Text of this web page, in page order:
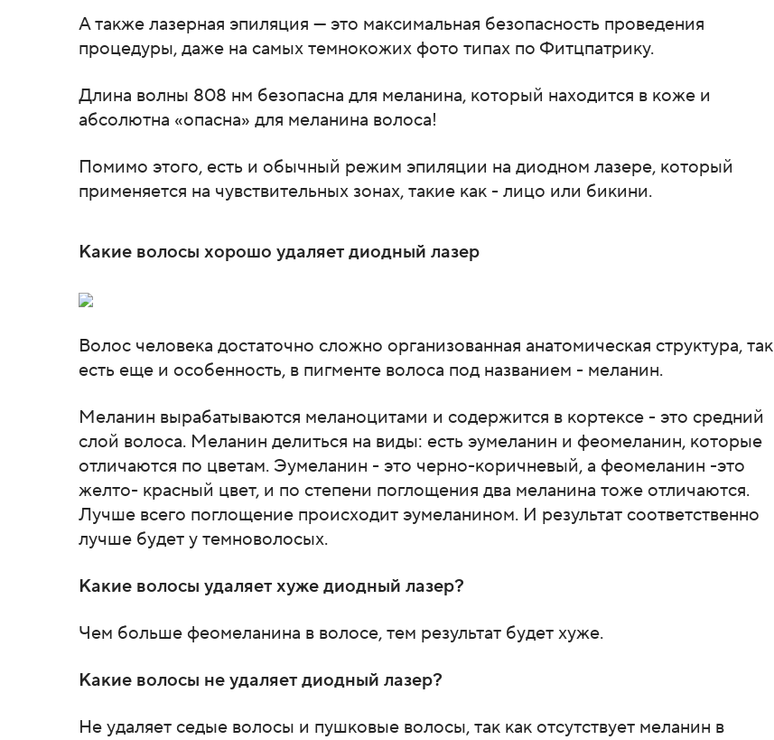
А также лазерная эпиляция — это максимальная безопасность проведения
процедуры, даже на самых темнокожих фото типах по Фитцпатрику.
Длина волны 808 нм безопасна для меланина, который находится в коже и
абсолютна «опасна» для меланина волоса!
Помимо этого, есть и обычный режим эпиляции на диодном лазере, который
применяется на чувствительных зонах, такие как - лицо или бикини.
Какие волосы хорошо удаляет диодный лазер
Волос человека достаточно сложно организованная анатомическая структура, так
есть еще и особенность, в пигменте волоса под названием - меланин.
Меланин вырабатываются меланоцитами и содержится в кортексе - это средний
слой волоса. Меланин делиться на виды: есть эумеланин и феомеланин, которые
отличаются по цветам. Эумеланин - это черно-коричневый, а феомеланин -это
желто- красный цвет, и по степени поглощения два меланина тоже отличаются.
Лучше всего поглощение происходит эумеланином. И результат соответственно
лучше будет у темноволосых.
Какие волосы удаляет хуже диодный лазер?
Чем больше феомеланина в волосе, тем результат будет хуже.
Какие волосы не удаляет диодный лазер?
Не удаляет седые волосы и пушковые волосы, так как отсутствует меланин в